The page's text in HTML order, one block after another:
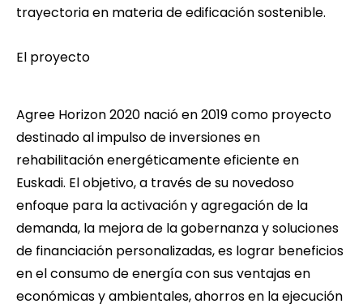
trayectoria en materia de edificación sostenible.
El proyecto
Agree Horizon 2020 nació en 2019 como proyecto
destinado al impulso de inversiones en
rehabilitación energéticamente eficiente en
Euskadi. El objetivo, a través de su novedoso
enfoque para la activación y agregación de la
demanda, la mejora de la gobernanza y soluciones
de financiación personalizadas, es lograr beneficios
en el consumo de energía con sus ventajas en
económicas y ambientales, ahorros en la ejecución